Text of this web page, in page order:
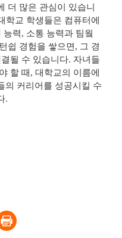
더 많은 관심이 있습니
학교 학생들은 컴퓨터에
능력, 소통 능력과 팀웤
쉽 경험을 쌓으면 , 그 경
될 수 있습니다. 자녀들
할 때 , 대학교의 이름에
의 커리어를 성공시킬 수
.